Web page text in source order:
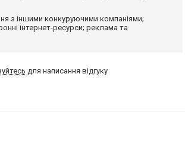
з іншими конкуруючими компаніями;
інтернет-ресурси; реклама та
для написання відгуку